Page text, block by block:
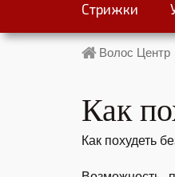
Стрижки
Волос Центр
Как
Как похудеть